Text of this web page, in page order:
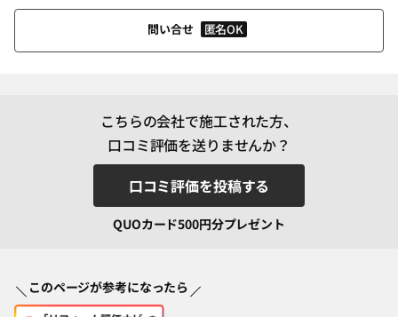
問い合せ 匿名OK
こちらの会社で施工された方、
口コミ評価を送りませんか？
口コミ評価を投稿する
QUOカード500円分プレゼント
このページが参考になったら